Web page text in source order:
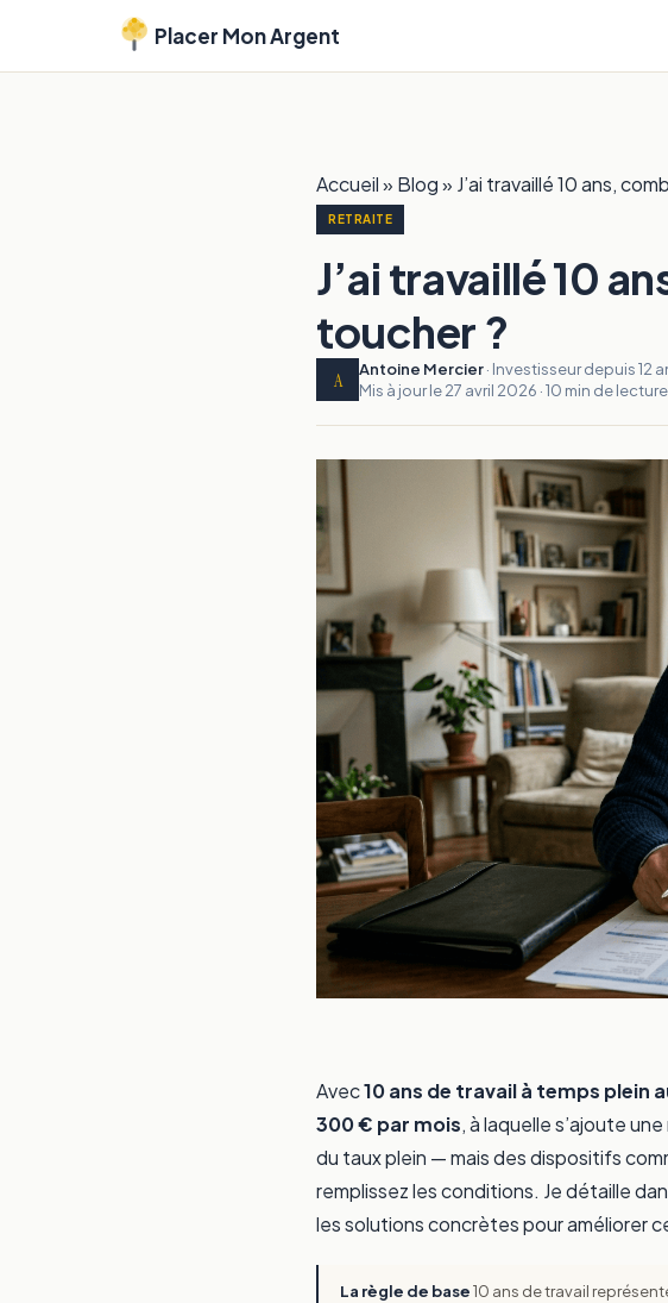
Placer Mon Argent
Accueil» Blog» J’ai travaillé 10 ans,
RETRAITE
J’ai travaillé 10
toucher ?
A Antoine Mercier· Investisseur depuis 12
Mis à jour le 27 avril 2026 · 10 min de lecture
Avec10 ans de travail à temps plein
300 € par mois, à laquelle s’ajoute
du taux plein — mais des dispositifs
remplissez les conditions. Je détaille
les solutions concrètes pour améliorer
La règle de base10 ans de travail